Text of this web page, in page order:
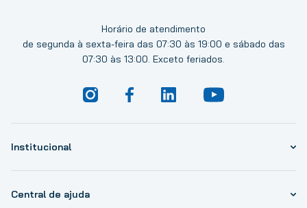
Horário de atendimento
de segunda à sexta-feira das 07:30 às 19:00 e sábado das
07:30 às 13:00. Exceto feriados.
Institucional
Central de ajuda